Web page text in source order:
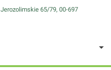
65/79, 00-697